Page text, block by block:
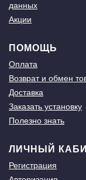
данных
Акции
ПОМОЩЬ
Оплата
Возврат и обмен
Доставка
Заказать установку
Полезно знать
ЛИЧНЫЙ
Регистрация